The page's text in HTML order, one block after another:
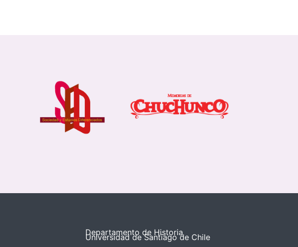
Departamento de Historia
Universidad de Santiago de Chile